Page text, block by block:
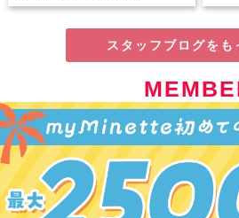
スタッフブログをも